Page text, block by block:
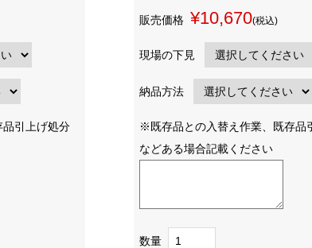
引上げ処分
販売価格 ¥10,670(税込)
現場の下見
納品方法
※既存品との入替え作業、既存品
などある場合記載ください
数量